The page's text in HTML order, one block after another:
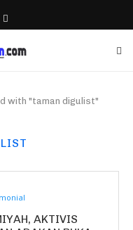
with "taman digulist"
AKTIVIS